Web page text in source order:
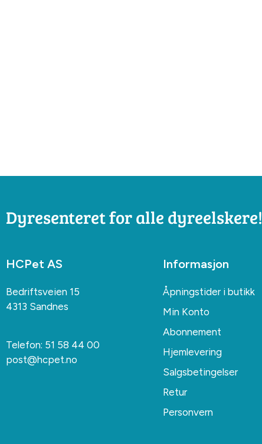
Dyresenteret for alle dyreelskere!
HCPet AS
Bedriftsveien 15
4313 Sandnes
Telefon: 51 58 44 00
post@hcpet.no
Informasjon
Åpningstider i butikk
Min Konto
Abonnement
Hjemlevering
Salgsbetingelser
Retur
Personvern